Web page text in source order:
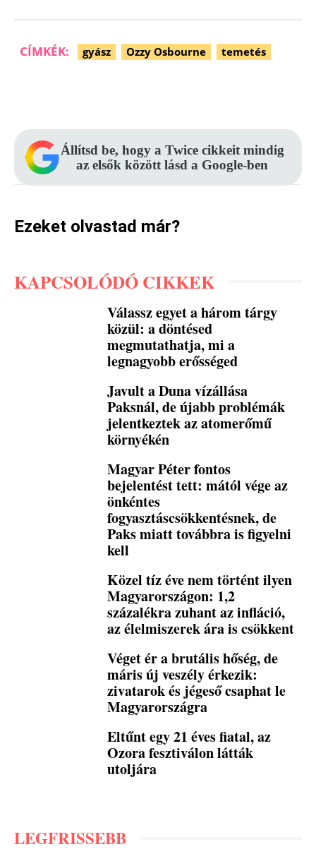
CÍMKÉK: gyász Ozzy Osbourne temetés
Állítsd be, hogy a Twice cikkeit mindig
az elsők között lásd a Google-ben
Ezeket olvastad már?
KAPCSOLÓDÓ CIKKEK
Válassz egyet a három tárgy
közül: a döntésed
megmutathatja, mi a
legnagyobb erősséged
Javult a Duna vízállása
Paksnál, de újabb problémák
jelentkeztek az atomerőmű
környékén
Magyar Péter fontos
bejelentést tett: mától vége az
önkéntes
fogyasztáscsökkentésnek, de
Paks miatt továbbra is figyelni
kell
Közel tíz éve nem történt ilyen
Magyarországon: 1,2
százalékra zuhant az infláció,
az élelmiszerek ára is csökkent
Véget ér a brutális hőség, de
máris új veszély érkezik:
zivatarok és jégeső csaphat le
Magyarországra
Eltűnt egy 21 éves fiatal, az
Ozora fesztiválon látták
utoljára
LEGFRISSEBB